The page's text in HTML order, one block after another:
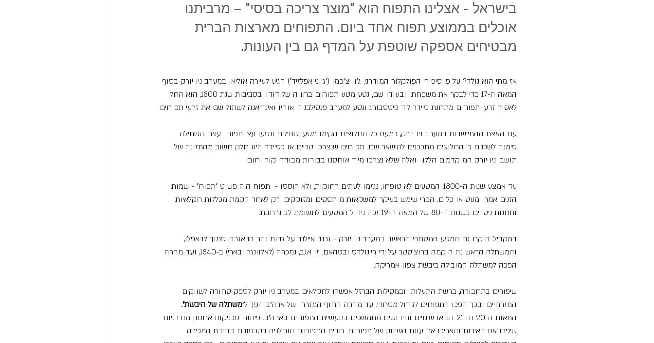
בישראל - אצלינו התפוח הוא "מוצר צריכה בסיסי" – מרביתנו
אוכלים בממוצע תפוח אחד ביום. התפוחים מארצות הברית
מבטיחים אספקה שוטפת על המדף גם בין העונות.
אז מתי הוא נולד? על פי סיפורי הפולקלור המודרני, ג'ון צ'פמן ("ג'וני אפלזיד") הגיע לעיירה אוליאן במערב ניו יורק בסוף
המאה ה-17 כדי לבקר את משפחתו ובעודו שם, נטע מטע תפוחים בחווה של דודו. בסביבות שנת 1800, הוא החל
לאסוף זרעי תפוחים מתחנת סיידר ליד פיטסבורג ונסע למערב פנסילבניה, אוהיו ואינדיאנה לשתול שם את זרעי תפוחים.
עם האצת ההתיישבות במערב ניו יורק, כמעט כל החלוצים הקימו מטעי שתילים ונטעו עצי תפוח  עצם השתילה
סימנה לשכנים כי החלוצים מתככנים להישאר שם. תפוחים שנצרכו טריים או כסיידר היוו חלק חשוב מהתזונה של
תושבי ניו יורק המוקדמים הללו,  ואלה שלא נצרכו מייד אוחסנו בבורות מבודדי קור וחום.
עד אמצע שנות ה-1800, המטעים לא טופחו, נגזמו לעתים רחוקות, ולא רוססו -  תפוח היה פשוט "תפוח" - שמות
הזנים אמרו מעט או כלום. הפרי שימש בעיקר למשקאות מותססים ומזוקקים. רק לאחר הקמת מכללות חקלאיות
ותחנות ניסויים בשנות ה-80 של המאה ה-19 זכה ניהול המטעים לתשומת לב נרחבת.
במקביל, הוקם גם המטע המסחרי הראשון במערב ניו יורק - גרנד איילנד על גדות נהר הניאגרה, סמוך לבאפלו,
והמשתלה הראשונה הוקמה ברוצ'סטר על ידי ריינולדס ובטהאם. זו אגב, נמכרה (לאלוונגר ובארי) ב-1840, ועד מהרה
הפכה למשתלה המובילה ביבשת צפון אמריקה.
שיפורים בתחבורה, ברשת התעלות  ובמסילות הברזל אפשרו לחקלאים במערב ניו יורק לספק סחורה לשווקים
המזרחיים ובכך הפכו התפוחים לגידול מסחרי. עד מהרה החוף המזרחי של ארה"ב הפך ל"משתלה של היבשת".
המאות ה-20 וה-21 הביאו שינויים וחידושים מתמשכים בתעשיית התפוחים בארה"ב. פיתוח טכניקות אחסון מודרניות
שיפרו את האיכות והאריכו את עונת השיווק של תפוחים. חבית התפוחים הוחלפה בקרטונים כיחידת המכירה